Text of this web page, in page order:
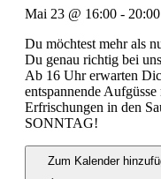
Mai 23 @ 16:00 - 20:00
Du möchtest mehr als
Du genau richtig bei
Ab 16 Uhr erwarten
entspannende
Erfrischungen in den
SONNTAG!